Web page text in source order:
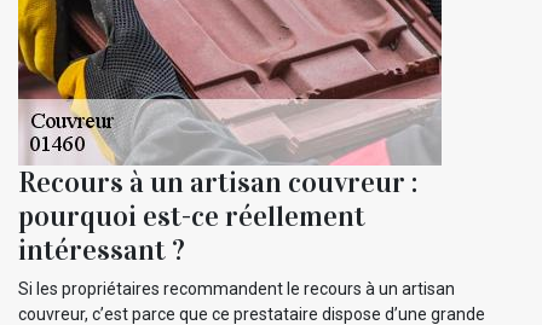
Recours à un artisan couvreur :
pourquoi est-ce réellement
intéressant ?
Si les propriétaires recommandent le recours à un artisan
couvreur, c’est parce que ce prestataire dispose d’une grande